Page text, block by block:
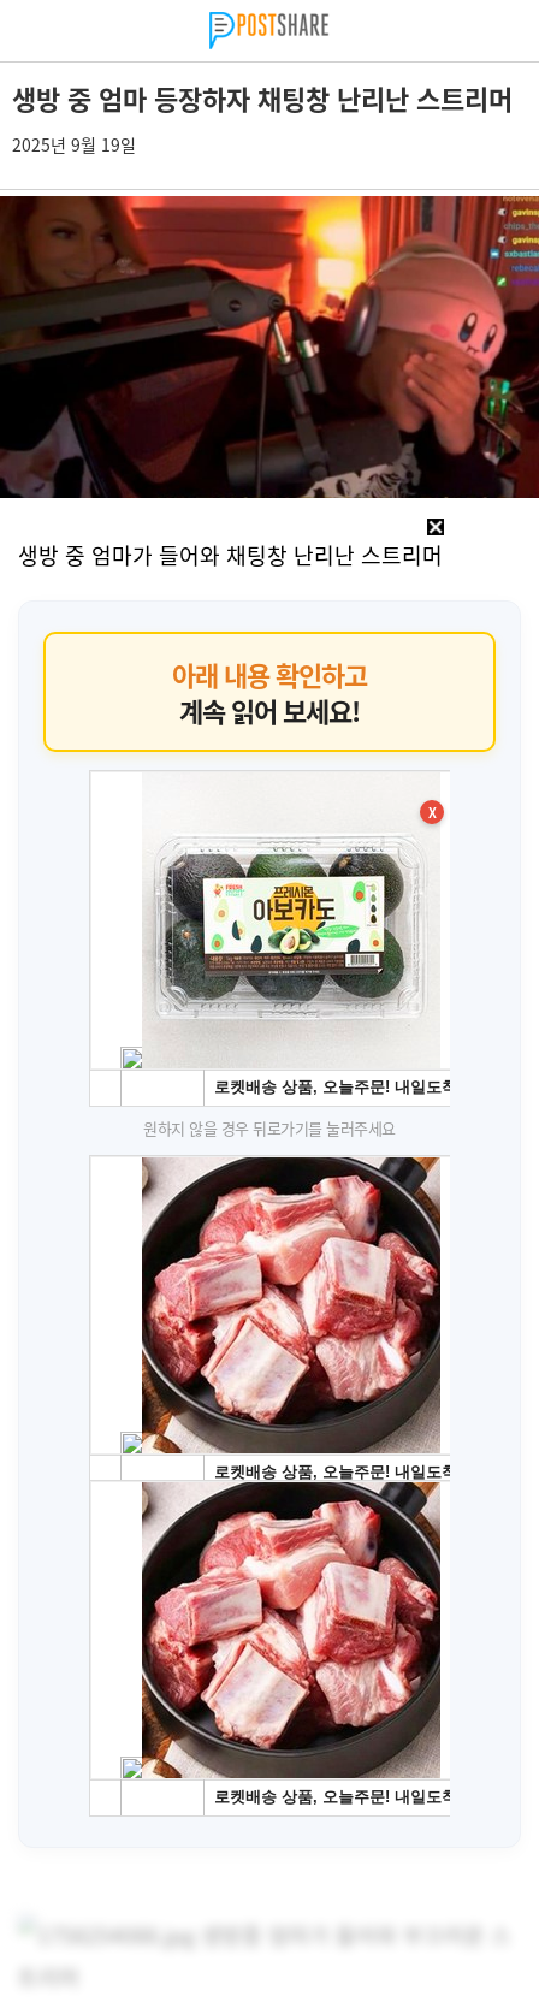
생방 중 엄마 등장하자 채팅창 난리난 스트리머
2025년 9월 19일
생방 중 엄마가 들어와 채팅창 난리난 스트리머
아래 내용 확인하고
계속 읽어 보세요!
X
원하지 않을 경우 뒤로가기를 눌러주세요